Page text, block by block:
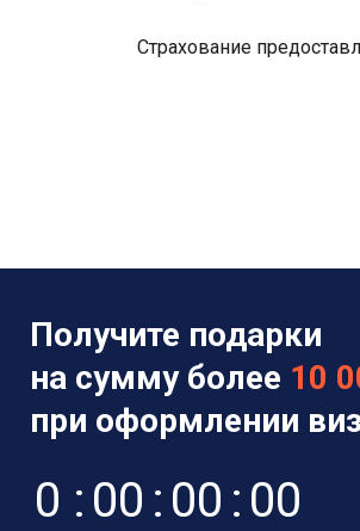
Страхование
Получите подарки
на сумму более 10
при оформлении
0 : 00 : 00 : 00